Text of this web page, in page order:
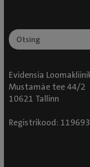
Evidensia
Mustamäe tee 44/2
10621 Tallinn
Registrikood: